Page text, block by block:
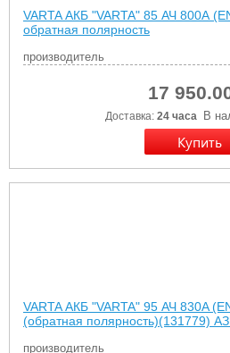
VARTA АКБ "VARTA" 85 АЧ 800А
обратная полярность
производитель
17
Доставка: 24 часа В
VARTA АКБ "VARTA" 95 АЧ 830A
(обратная полярность)(131779)
производитель